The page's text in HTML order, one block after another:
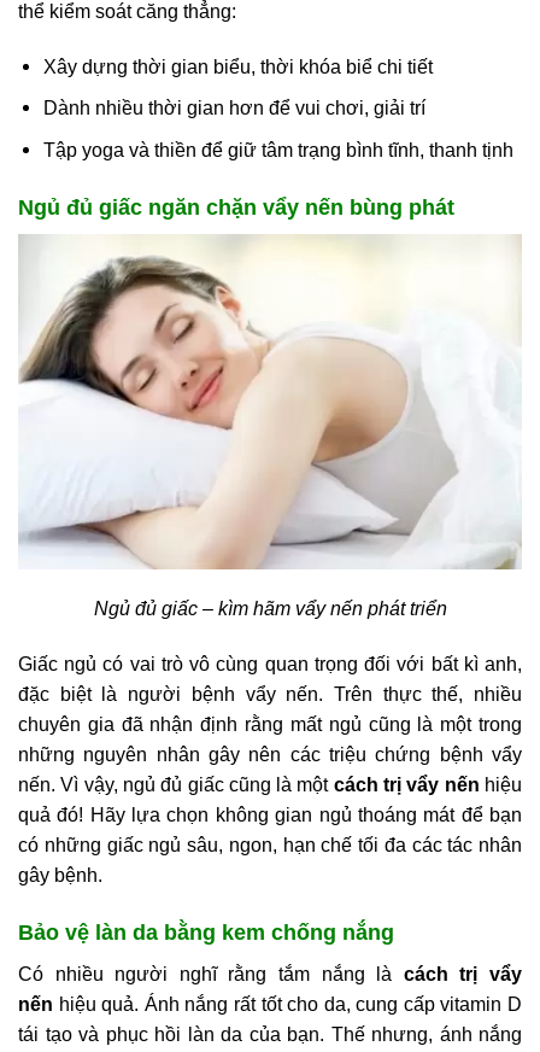
thể kiểm soát căng thẳng:
Xây dựng thời gian biểu, thời khóa biể chi tiết
Dành nhiều thời gian hơn để vui chơi, giải trí
Tập yoga và thiền để giữ tâm trạng bình tĩnh, thanh tịnh
Ngủ đủ giấc ngăn chặn vẩy nến bùng phát
Ngủ đủ giấc – kìm hãm vẩy nến phát triển
Giấc ngủ có vai trò vô cùng quan trọng đối với bất kì anh,
đặc biệt là người bệnh vẩy nến. Trên thực thế, nhiều
chuyên gia đã nhận định rằng mất ngủ cũng là một trong
những nguyên nhân gây nên các triệu chứng bệnh vẩy
nến. Vì vậy, ngủ đủ giấc cũng là một cách trị vẩy nến hiệu
quả đó! Hãy lựa chọn không gian ngủ thoáng mát để bạn
có những giấc ngủ sâu, ngon, hạn chế tối đa các tác nhân
gây bệnh.
Bảo vệ làn da bằng kem chống nắng
Có nhiều người nghĩ rằng tắm nắng là cách trị vẩy
nến hiệu quả. Ánh nắng rất tốt cho da, cung cấp vitamin D
tái tạo và phục hồi làn da của bạn. Thế nhưng, ánh nắng